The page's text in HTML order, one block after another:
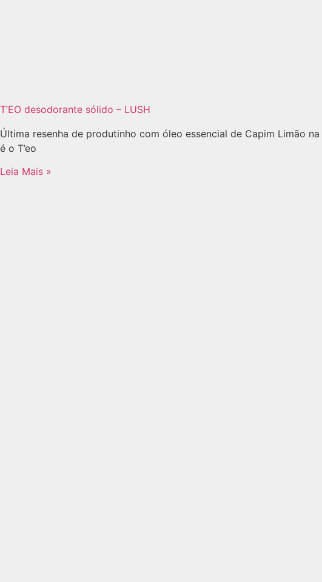
T’EO desodorante sólido – LUSH
Última resenha de produtinho com óleo essencial de Capim Limão
é o T’eo
Leia Mais »